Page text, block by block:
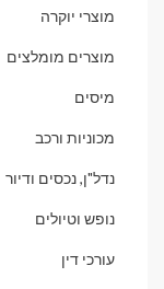
מוצרי יוקרה
מוצרים מומלצים
מיסים
מכוניות ורכב
נדל"ן, נכסים ודיור
נופש וטיולים
עורכי דין